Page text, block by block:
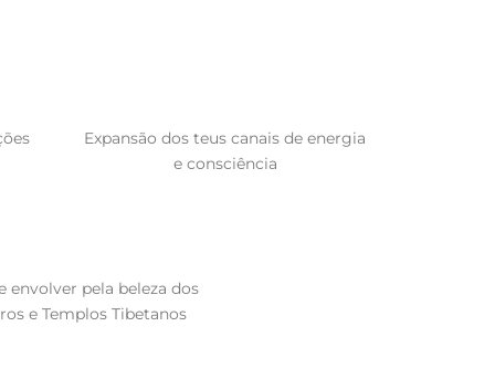
Expansão dos teus canais de energia
e consciência
envolver pela beleza dos
e Templos Tibetanos